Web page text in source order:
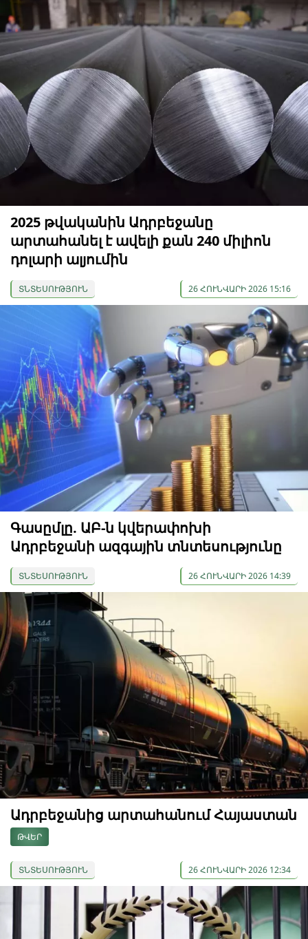
2025 թվականին Ադրբեջանը
արտահանել է ավելի քան 240 միլիոն
դոլարի ալյումին
ՏՆՏԵՍՈՒԹՅՈՒՆ 26 ՀՈՒՆՎԱՐԻ 2026 15:16
Գասըմլը. ԱԲ-ն կվերափոխի
Ադրբեջանի ազգային տնտեսությունը
ՏՆՏԵՍՈՒԹՅՈՒՆ 26 ՀՈՒՆՎԱՐԻ 2026 14:39
Ադրբեջանից արտահանում Հայաստան
ԹՎԵՐ
ՏՆՏԵՍՈՒԹՅՈՒՆ 26 ՀՈՒՆՎԱՐԻ 2026 12:34